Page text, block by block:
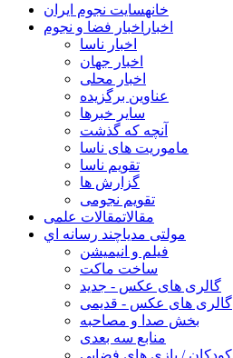
خانهسایت نجوم ایران
اخبار اخبار فضا و نجوم
اخبار ناسا
اخبار جهان
اخبار محلی
عناوین برگزیده
سایر خبرها
آنچه که گذشت
ماموریت های ناسا
تقویم ناسا
گزارش ها
تقویم نجومی
مقالاتمقالات علمی
مولتی مدیاچند رسانه اي
فیلم و انیمیشن
ساخت ماکت
گالری های عکس - جدید
گالری های عکس - قدیمی
بخش صدا و مصاحبه
منابع سه بعدی
کودکان / بازی های فضایی